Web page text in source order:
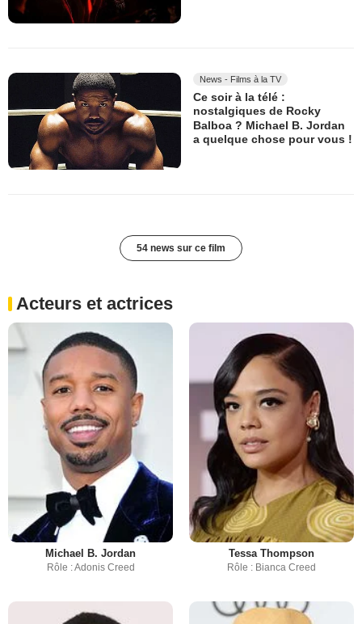
News - Films à la TV
Ce soir à la télé :
nostalgiques de Rocky
Balboa ? Michael B. Jordan
a quelque chose pour vous !
54 news sur ce film
Acteurs et actrices
Michael B. Jordan
Rôle : Adonis Creed
Tessa Thompson
Rôle : Bianca Creed